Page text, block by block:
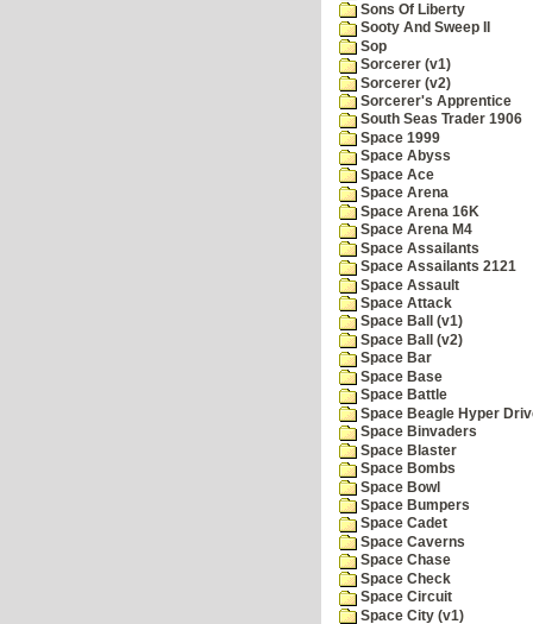
Sons Of Liberty
Sooty And Sweep II
Sop
Sorcerer (v1)
Sorcerer (v2)
Sorcerer's Apprentice
South Seas Trader 1906
Space 1999
Space Abyss
Space Ace
Space Arena
Space Arena 16K
Space Arena M4
Space Assailants
Space Assailants 2121
Space Assault
Space Attack
Space Ball (v1)
Space Ball (v2)
Space Bar
Space Base
Space Battle
Space Beagle Hyper
Space Binvaders
Space Blaster
Space Bombs
Space Bowl
Space Bumpers
Space Cadet
Space Caverns
Space Chase
Space Check
Space Circuit
Space City (v1)